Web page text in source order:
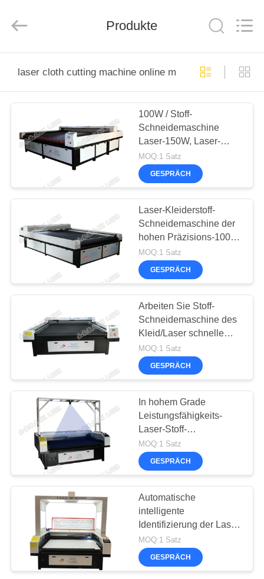
PRODUKTE
ÜBER
UNS
WERKSBESICHTIGUNG
QUALITÄTSKONTROLLE
KONTAKTIEREN
SIE
NEUIGKEITEN
WIR
REDEN
JETZT.
COMPANY
NEWS
SITEMAP
PRIVACY
POLICY
한국
Việt
Qualität
JinHaoXing
Photoelectric
Produkte
laser cloth cutting machine online manufacture
100W / Stoff-
Schneidemaschine
Laser-150W, Laser-
Schneidemaschine für
Kleider
MOQ:1 Satz
GESPRÄCH
Laser-Kleiderstoff-
Schneidemaschine der
hohen Präzisions-100W
computerisierte
Steuerung
MOQ:1 Satz
GESPRÄCH
Arbeiten Sie Stoff-
Schneidemaschine des
Kleid/Laser schnelle
Schnittgeschwindigkeits-
Stall-Leistung um
MOQ:1 Satz
GESPRÄCH
In hohem Grade
Leistungsfähigkeits-
Laser-Stoff-
Schneidemaschine für
Sport-
Bekleidungsindustrie
MOQ:1 Satz
GESPRÄCH
Automatische
intelligente
Identifizierung der Laser-
Stoff-
Schneidemaschine-
80w/100w
MOQ:1 Satz
GESPRÄCH